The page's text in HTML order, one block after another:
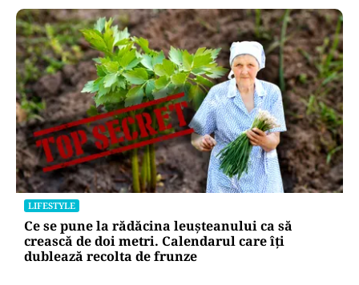
LIFESTYLE
Ce se pune la rădăcina leușteanului ca să
crească de doi metri. Calendarul care îți
dublează recolta de frunze